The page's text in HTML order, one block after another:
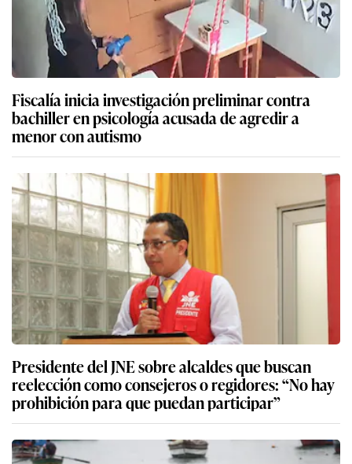
Fiscalía inicia investigación preliminar contra
bachiller en psicología acusada de agredir a
menor con autismo
Presidente del JNE sobre alcaldes que buscan
reelección como consejeros o regidores: “No hay
prohibición para que puedan participar”